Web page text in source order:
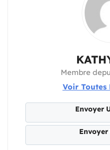
Membre
Voir Toutes
Envoyer